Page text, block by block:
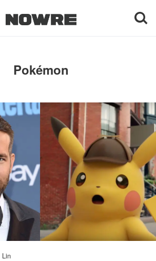
每日鲜榨
现客视点
每日栏目
球 鞋
生 活
科 技
Pokémon
Lin